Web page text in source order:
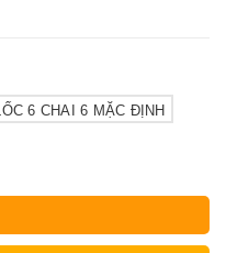
LỐC 6 CHAI 6 MẶC ĐỊNH